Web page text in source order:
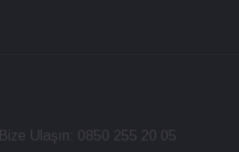
Bize Ulaşın: 0850 255 20 05